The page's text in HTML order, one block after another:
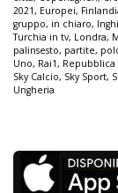
2021, Europei,
gruppo, in chiaro,
Turchia in tv, Londra,
palinsesto, partite,
Uno, Rai1, Repubblica
Sky Calcio, Sky Sport,
Ungheria